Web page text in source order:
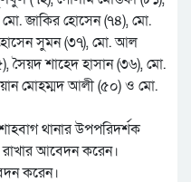
জাকির হোসেন (৭৪), মো.
সুমন (৩৭), মো. আল
শাহেদ হাসান (৩৬), মো.
মোহম্মদ আলী (৫০) ও মো.
থানার উপপরিদর্শক
আবেদন করেন।
করেন।